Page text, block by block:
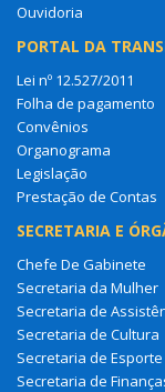
Ouvidoria
PORTAL DA
Lei nº 12.527/2011
Folha de pagamento
Convênios
Organograma
Legislação
Prestação de Contas
SECRETARIA E
Chefe De Gabinete
Secretaria da Mulher
Secretaria de
Secretaria de Cultura
Secretaria de
Secretaria de